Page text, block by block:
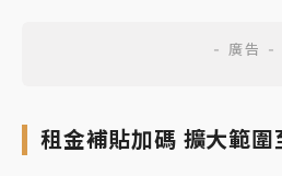
租金補貼加碼 擴大範